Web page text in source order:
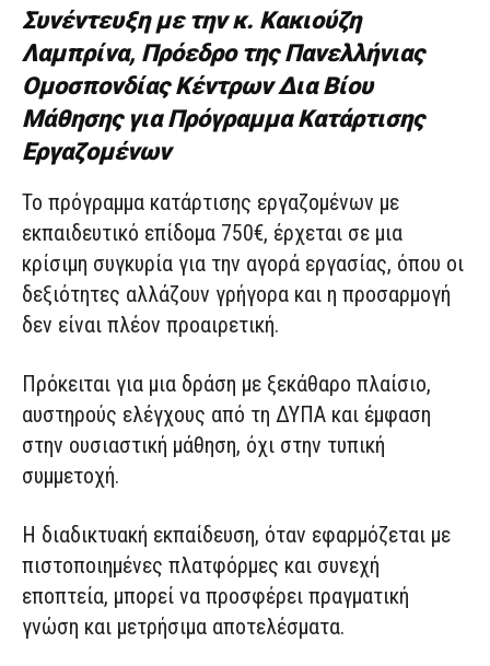
Συνέντευξη με την κ. Κακιούζη
Λαμπρίνα, Πρόεδρο της Πανελλήνιας
Ομοσπονδίας Κέντρων Δια Βίου
Μάθησης για Πρόγραμμα Κατάρτισης
Εργαζομένων
Το πρόγραμμα κατάρτισης εργαζομένων με
εκπαιδευτικό επίδομα 750€, έρχεται σε μια
κρίσιμη συγκυρία για την αγορά εργασίας, όπου οι
δεξιότητες αλλάζουν γρήγορα και η προσαρμογή
δεν είναι πλέον προαιρετική.
Πρόκειται για μια δράση με ξεκάθαρο πλαίσιο,
αυστηρούς ελέγχους από τη ΔΥΠΑ και έμφαση
στην ουσιαστική μάθηση, όχι στην τυπική
συμμετοχή.
Η διαδικτυακή εκπαίδευση, όταν εφαρμόζεται με
πιστοποιημένες πλατφόρμες και συνεχή
εποπτεία, μπορεί να προσφέρει πραγματική
γνώση και μετρήσιμα αποτελέσματα.